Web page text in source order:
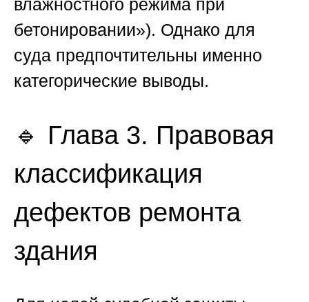
влажностного режима при
бетонировании»). Однако для
суда предпочтительны именно
категорические выводы.
🔹 Глава 3. Правовая
классификация
дефектов ремонта
здания